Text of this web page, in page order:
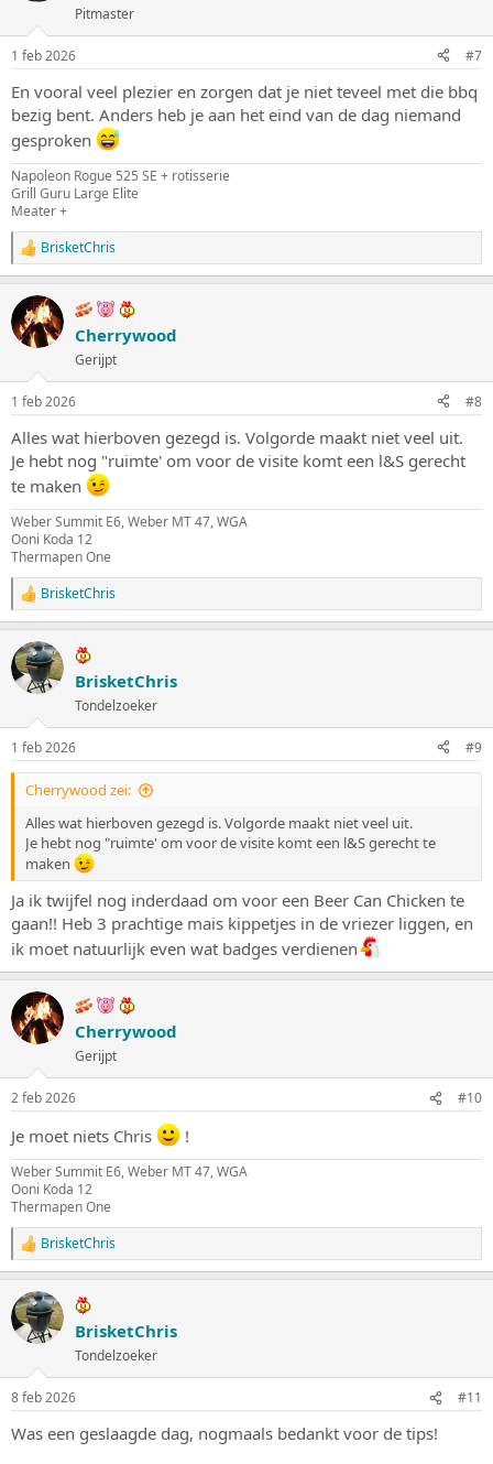
i
n
g
e
n
:
Pitmaster
1 feb 2026 #7
En vooral veel plezier en zorgen dat je niet teveel met die bbq
bezig bent. Anders heb je aan het eind van de dag niemand
gesproken
Napoleon Rogue 525 SE + rotisserie
Grill Guru Large Elite
Meater +
W
a
r
d
e
i
n
g
e
n
:
BrisketChris
Cherrywood
Gerijpt
1 feb 2026 #8
Alles wat hierboven gezegd is. Volgorde maakt niet veel uit.
Je hebt nog "ruimte' om voor de visite komt een l&S gerecht
te maken
Weber Summit E6, Weber MT 47, WGA
Ooni Koda 12
Thermapen One
W
a
r
d
e
i
n
g
e
n
BrisketChris
BrisketChris
Tondelzoeker
1 feb 2026 #9
Cherrywood zei:
Alles wat hierboven gezegd is. Volgorde maakt niet veel uit.
Je hebt nog "ruimte' om voor de visite komt een l&S gerecht te
maken
Ja ik twijfel nog inderdaad om voor een Beer Can Chicken te
gaan!! Heb 3 prachtige mais kippetjes in de vriezer liggen, en
ik moet natuurlijk even wat badges verdienen
Cherrywood
Gerijpt
2 feb 2026 #10
Je moet niets Chris !
Weber Summit E6, Weber MT 47, WGA
Ooni Koda 12
Thermapen One
W
a
r
d
e
i
n
g
e
n
BrisketChris
BrisketChris
Tondelzoeker
8 feb 2026 #11
Was een geslaagde dag, nogmaals bedankt voor de tips!